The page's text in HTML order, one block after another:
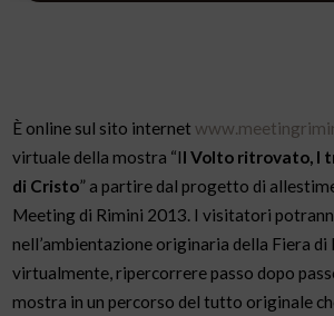
È online sul sito internet
virtuale della mostra “Il Volto ritrovato, I
di Cristo” a partire dal progetto di
Meeting di Rimini 2013. I visitatori
nell’ambientazione originaria della Fiera
virtualmente, ripercorrere passo dopo
mostra in un percorso del tutto originale